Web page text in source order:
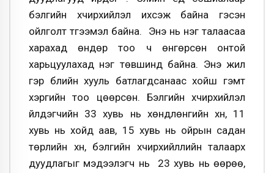
бэлгийн хүчирхийлэл ихсэж байна гэсэн
ойлголт түгээмэл байна. Энэ нь нэг талаасаа
харахад өндөр тоо ч өнгөрсөн онтой
харьцуулахад нэг төвшинд байна. Энэ жил
гэр бүлийн хууль батлагдсанаас хойш гэмт
хэргийн тоо цөөрсөн. Бэлгийн хүчирхийлэл
үйлдэгчийн 33 хувь нь хөндлөнгийн хүн, 11
хувь нь хойд аав, 15 хувь нь ойрын садан
төрлийн хүн, бэлгийн хүчирхийллийн талаарх
дуудлагыг мэдээлэгч нь 23 хувь нь өөрөө,